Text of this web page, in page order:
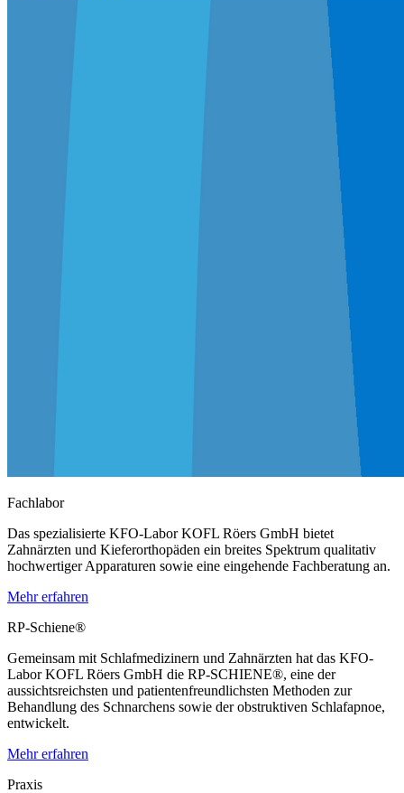
Fachlabor
Das spezialisierte KFO-Labor KOFL Röers GmbH bietet
Zahnärzten und Kieferorthopäden ein breites Spektrum qualitativ
hochwertiger Apparaturen sowie eine eingehende Fachberatung an.
Mehr erfahren
RP-Schiene®
Gemeinsam mit Schlafmedizinern und Zahnärzten hat das KFO-
Labor KOFL Röers GmbH die RP-SCHIENE®, eine der
aussichtsreichsten und patientenfreundlichsten Methoden zur
Behandlung des Schnarchens sowie der obstruktiven Schlafapnoe,
entwickelt.
Mehr erfahren
Praxis